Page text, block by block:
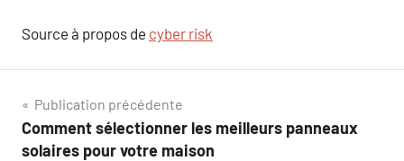
Source à propos de cyber risk
Navigation
de
Publication précédente
Comment sélectionner les meilleurs panneaux
solaires pour votre maison